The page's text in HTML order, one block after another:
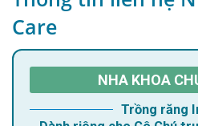
Care
NHA KHOA
Trồng răng